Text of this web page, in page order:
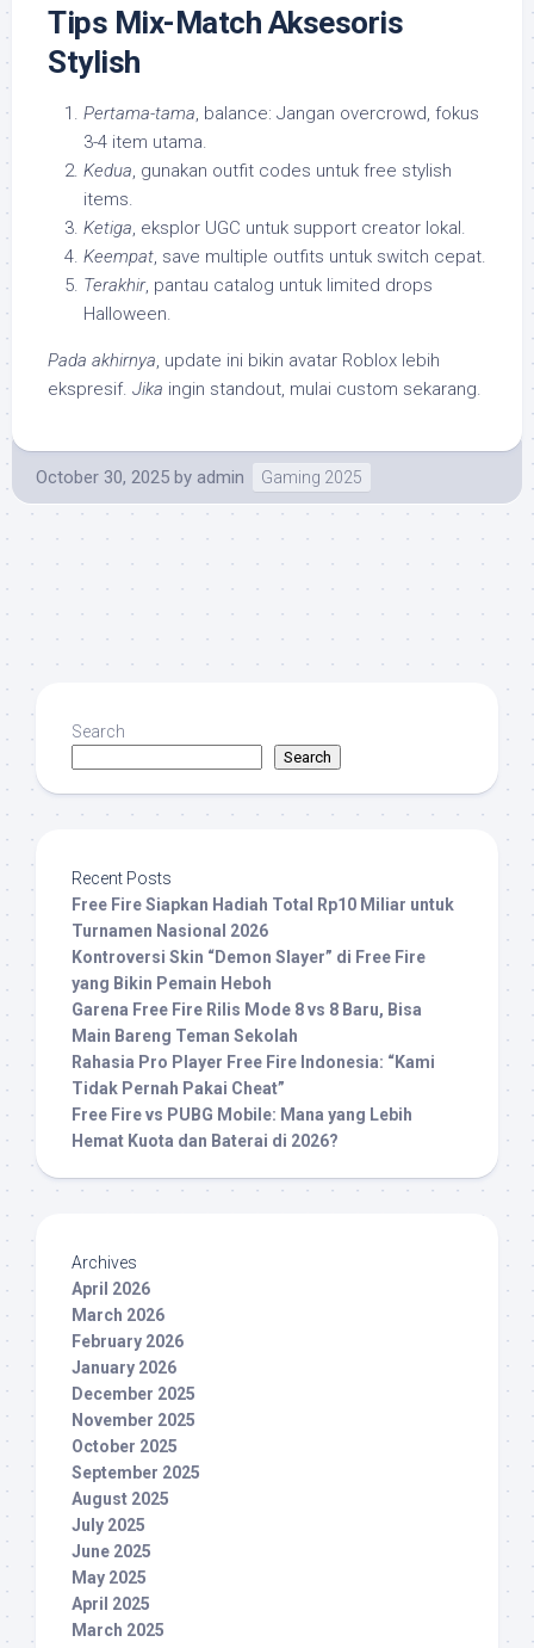
Tips Mix-Match Aksesoris
Stylish
Pertama-tama, balance: Jangan overcrowd, fokus
3-4 item utama.
Kedua, gunakan outfit codes untuk free stylish
items.
Ketiga, eksplor UGC untuk support creator lokal.
Keempat, save multiple outfits untuk switch cepat.
Terakhir, pantau catalog untuk limited drops
Halloween.
Pada akhirnya, update ini bikin avatar Roblox lebih
ekspresif. Jika ingin standout, mulai custom sekarang.
October 30, 2025 by admin Gaming 2025
Search
Search
Recent Posts
Free Fire Siapkan Hadiah Total Rp10 Miliar untuk
Turnamen Nasional 2026
Kontroversi Skin “Demon Slayer” di Free Fire
yang Bikin Pemain Heboh
Garena Free Fire Rilis Mode 8 vs 8 Baru, Bisa
Main Bareng Teman Sekolah
Rahasia Pro Player Free Fire Indonesia: “Kami
Tidak Pernah Pakai Cheat”
Free Fire vs PUBG Mobile: Mana yang Lebih
Hemat Kuota dan Baterai di 2026?
Archives
April 2026
March 2026
February 2026
January 2026
December 2025
November 2025
October 2025
September 2025
August 2025
July 2025
June 2025
May 2025
April 2025
March 2025